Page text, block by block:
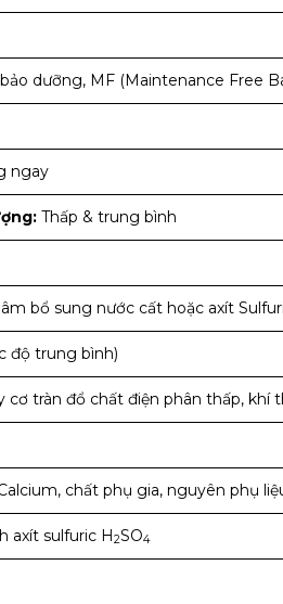
dưỡng, MF (Maintenance Free
ngay
Thấp & trung bình
bổ sung nước cất hoặc axít
độ trung bình)
cơ tràn đổ chất điện phân thấp, khí
chất phụ gia, nguyên phụ
axít sulfuric H2SO4